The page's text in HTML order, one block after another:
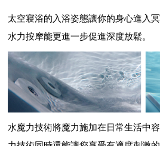
太空寢浴的入浴姿態讓你的身心進入
水力按摩能更進一步促進深度放鬆。
水魔力技術將魔力施加在日常生活中